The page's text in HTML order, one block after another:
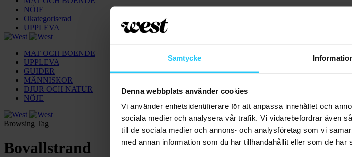
Samtycke
Denna webbplats använder cookies
Vi använder enhetsidentifierare för att anpassa innehållet och
sociala medier och analysera vår trafik. Vi vidarebefordrar även
till de sociala medier och annons- och analysföretag som vi
med annan information som du har tillhandahållit eller som de har
NÖJE
Okategoriserad
UPPLEVA
MAT OCH BOENDE
UPPLEVA
GUIDER
MÄNNISKOR
DJUR OCH NATUR
NÖJE
Browsing Tag
Bovallstrand